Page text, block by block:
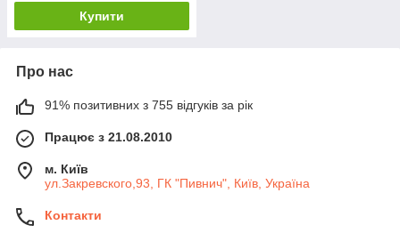
Купити
Про нас
91% позитивних з 755 відгуків за рік
Працює з 21.08.2010
м. Київ
ул.Закревского,93, ГК "Пивнич", Київ, Україна
Контакти